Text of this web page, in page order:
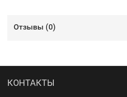
Отзывы (0)
КОНТАКТЫ